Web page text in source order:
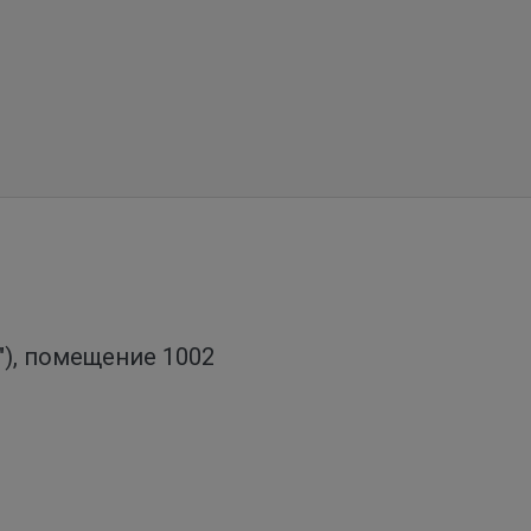
помещение 1002